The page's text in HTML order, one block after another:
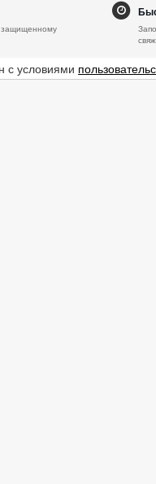
защищенному
с условиями